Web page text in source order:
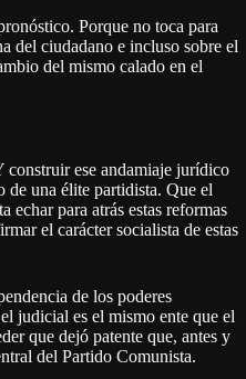
Porque no toca para
del ciudadano e incluso sobre el
del mismo calado en el
ese andamiaje jurídico
una élite partidista. Que el
para atrás estas reformas
el carácter socialista de estas
de los poderes
judicial es el mismo ente que el
que dejó patente que, antes y
del Partido Comunista.